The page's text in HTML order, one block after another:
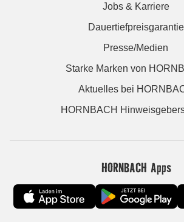
Jobs & Karriere
Dauertiefpreisgarantie
Presse/Medien
Starke Marken von
Aktuelles bei
HORNBACH
HORNBACH Apps